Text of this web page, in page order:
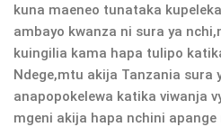
kuna maeneo tunataka
ambayo kwanza ni sura ya
kuingilia kama hapa tulipo
Ndege,mtu akija Tanzania sura
anapopokelewa katika viwanja
mgeni akija hapa nchini